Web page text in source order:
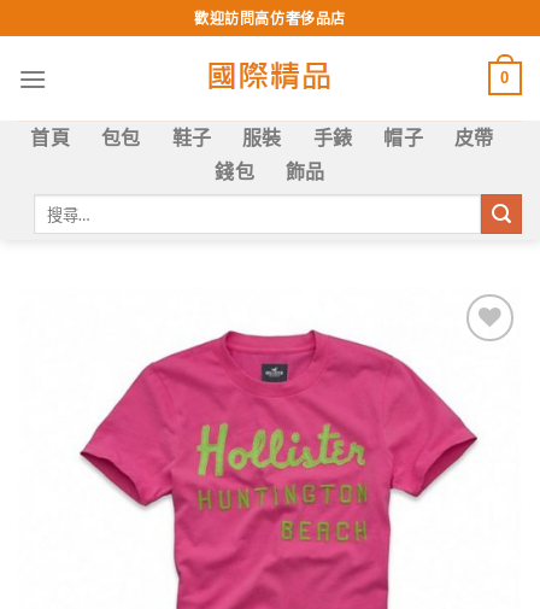
to
content
歡迎訪問高仿奢侈品店
0
首頁 包包 鞋子 服裝 手錶 帽子
皮帶
錢包
飾品